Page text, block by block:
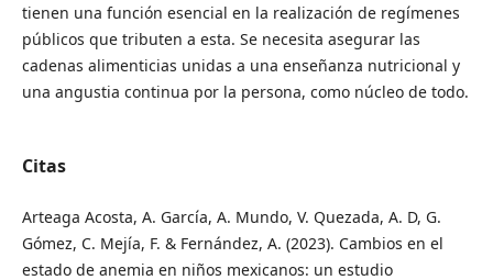
tienen una función esencial en la realización de regímenes
públicos que tributen a esta. Se necesita asegurar las
cadenas alimenticias unidas a una enseñanza nutricional y
una angustia continua por la persona, como núcleo de todo.
Citas
Arteaga Acosta, A. García, A. Mundo, V. Quezada, A. D, G.
Gómez, C. Mejía, F. & Fernández, A. (2023). Cambios en el
estado de anemia en niños mexicanos: un estudio